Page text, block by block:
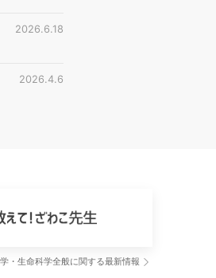
2026.6.18
2026.4.6
・生命科学全般に関する最新情報